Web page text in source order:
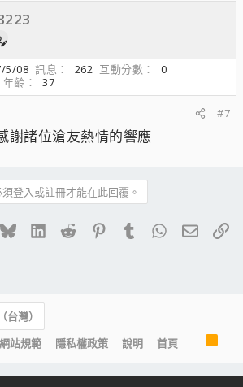
5/08 訊息 262 互動分數
0
年齡
37
#7
謝諸位滄友熱情的響應
登入或註冊才能在此回覆。
BlueskyLinkedIn
Reddit PinterestTumblrWhatsApp
電子
台灣）
站規範 隱私權政策 說明 首頁
S